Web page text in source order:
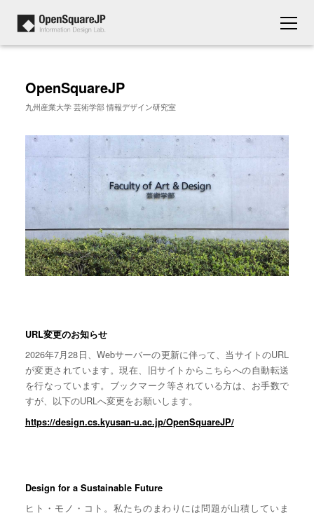
OpenSquareJP
九州産業大学 芸術学部 情報デザイン研究室
URL変更のお知らせ
2026年7月28日、Webサーバーの更新に伴って、当サイトのURL
が変更されています。現在、旧サイトからこちらへの自動転送
を行なっています。ブックマーク等されている方は、お手数で
すが、以下のURLへ変更をお願いします。
https://design.cs.kyusan-u.ac.jp/OpenSquareJP/
Design for a Sustainable Future
ヒト・モノ・コト。私たちのまわりには問題が山積していま